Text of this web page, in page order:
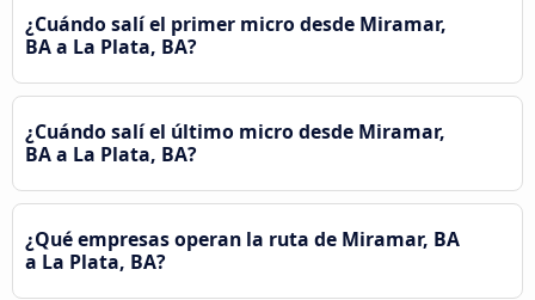
¿Cuándo salí el primer micro desde Miramar,
BA a La Plata, BA?
¿Cuándo salí el último micro desde Miramar,
BA a La Plata, BA?
¿Qué empresas operan la ruta de Miramar, BA
a La Plata, BA?